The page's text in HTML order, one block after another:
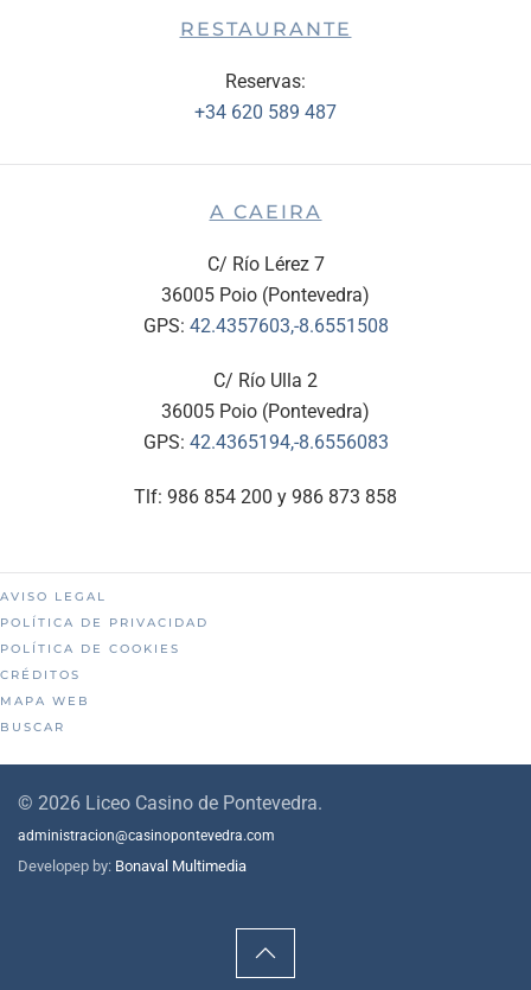
RESTAURANTE
Reservas:
+34 620 589 487
A CAEIRA
C/ Río Lérez 7
36005 Poio (Pontevedra)
GPS: 42.4357603,-8.6551508
C/ Río Ulla 2
36005 Poio (Pontevedra)
GPS: 42.4365194,-8.6556083
Tlf: 986 854 200 y 986 873 858
AVISO LEGAL
POLÍTICA DE PRIVACIDAD
POLÍTICA DE COOKIES
CRÉDITOS
MAPA WEB
BUSCAR
© 2026 Liceo Casino de Pontevedra.
administracion@casinopontevedra.com
Developep by: Bonaval Multimedia